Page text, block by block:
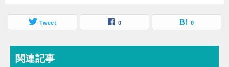
Tweet 0 0
関連記事